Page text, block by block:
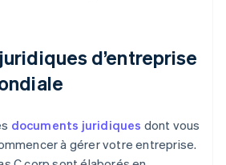
d’entreprise
documents juridiques dont vous
à gérer votre entreprise.